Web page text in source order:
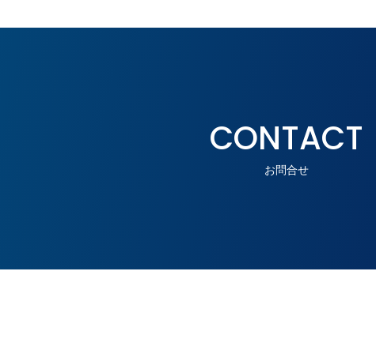
CONTACT
お問合せ